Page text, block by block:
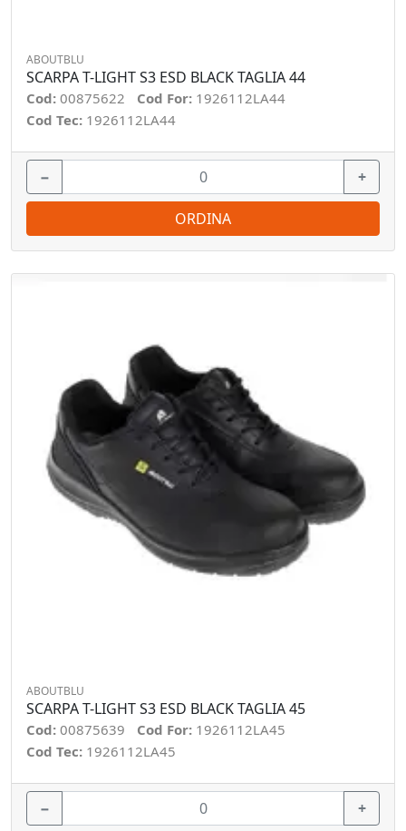
ABOUTBLU
SCARPA T-LIGHT S3 ESD BLACK TAGLIA 44
Cod: 00875622 Cod For: 1926112LA44
Cod Tec: 1926112LA44
− +
ORDINA
ABOUTBLU
SCARPA T-LIGHT S3 ESD BLACK TAGLIA 45
Cod: 00875639 Cod For: 1926112LA45
Cod Tec: 1926112LA45
− +